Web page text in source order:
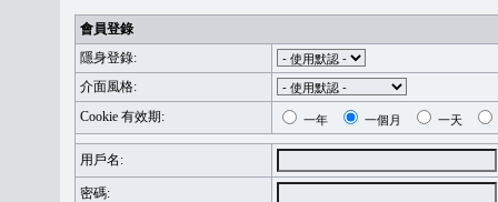
會員登錄
隱身登錄:
介面風格:
Cookie 有效期:
一年 一個月 一天
用戶名:
密碼: